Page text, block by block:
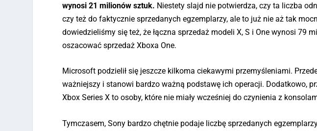
wynosi 21 milionów sztuk. Niestety slajd nie potwierdza, czy ta liczba
czy też do faktycznie sprzedanych egzemplarzy, ale to już nie aż tak
dowiedzieliśmy się też, że łączna sprzedaż modeli X, S i One wynosi 79
oszacować sprzedaż Xboxa One.
Microsoft podzielił się jeszcze kilkoma ciekawymi przemyśleniami.
ważniejszy i stanowi bardzo ważną podstawę ich operacji. Dodatkowo,
Xbox Series X to osoby, które nie miały wcześniej do czynienia z
Tymczasem, Sony bardzo chętnie podaje liczbę sprzedanych